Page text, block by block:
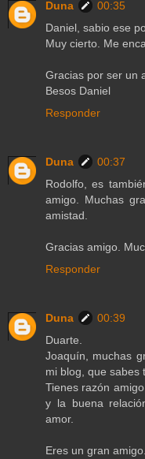
Duna
00:35
Daniel, sabio ese
Muy cierto. Me
Gracias por ser un
Besos Daniel
Responder
Duna
00:37
Rodolfo, es
amigo. Muchas
amistad.
Gracias amigo.
Responder
Duna
00:39
Duarte.
Joaquín, muchas
mi blog, que sabes
Tienes razón
y la buena
amor.
Eres un gran